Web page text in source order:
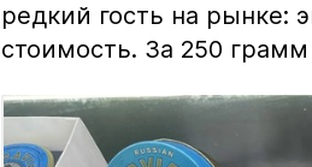
редкий гость на рынке:
стоимость. За 250